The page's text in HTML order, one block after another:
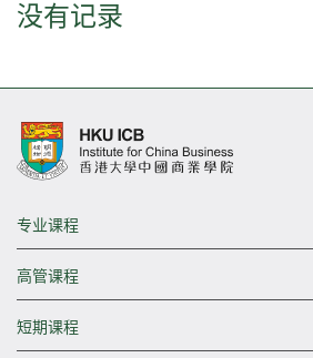
没有记录
专业课程
高管课程
短期课程